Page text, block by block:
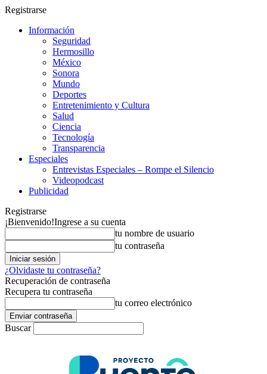
Registrarse
Información
Seguridad
Hermosillo
México
Sonora
Mundo
Deportes
Entretenimiento y Cultura
Salud
Ciencia
Tecnología
Transparencia
Especiales
Entrevistas Especiales – Rompe el Silencio
Videopodcast
Publicidad
Registrarse
¡Bienvenido!Ingrese a su cuenta
tu nombre de usuario
tu contraseña
¿Olvidaste tu contraseña?
Recuperación de contraseña
Recupera tu contraseña
tu correo electrónico
Buscar